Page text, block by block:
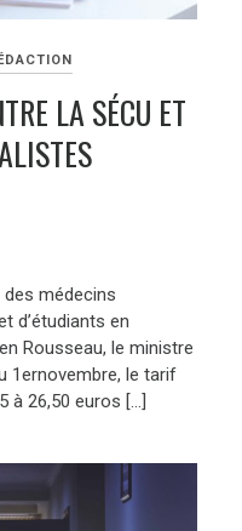
LA SÉCU ET
médecins
d’étudiants en
Rousseau, le ministre
1ernovembre, le tarif
à 26,50 euros […]